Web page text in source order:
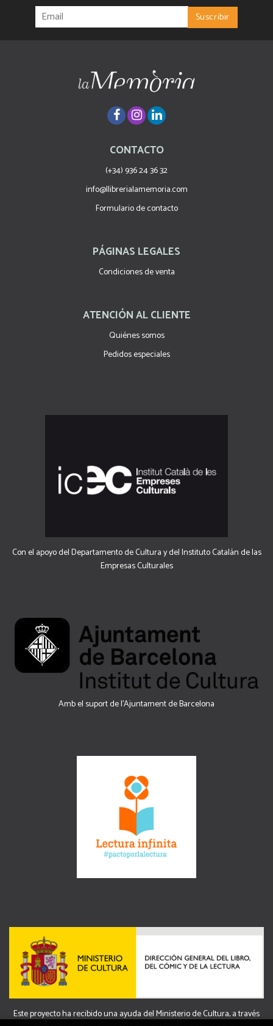
CONTACTO
(+34) 936 24 36 32
info@llibrerialamemoria.com
Formulario de contacto
PÁGINAS LEGALES
Condiciones de venta
ATENCIÓN AL CLIENTE
Quiénes somos
Pedidos especiales
Con el apoyo del Departamento de Cultura y del Instituto Catalán de las
Empresas Culturales
Amb el suport de l’Ajuntament de Barcelona
Este proyecto ha recibido una ayuda del Ministerio de Cultura, a través